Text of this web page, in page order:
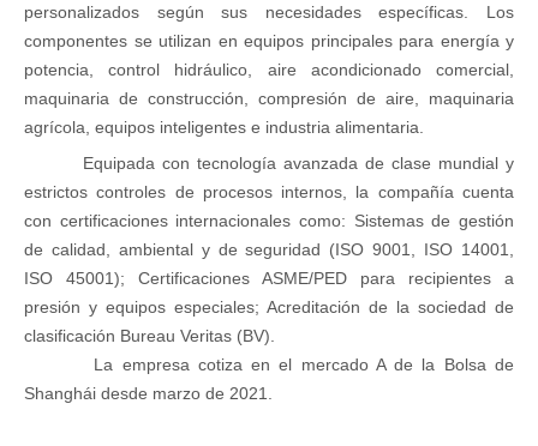
personalizados según sus necesidades específicas. Los
componentes se utilizan en equipos principales para energía y
potencia, control hidráulico, aire acondicionado comercial,
maquinaria de construcción, compresión de aire, maquinaria
agrícola, equipos inteligentes e industria alimentaria.
Equipada con tecnología avanzada de clase mundial y
estrictos controles de procesos internos, la compañía cuenta
con certificaciones internacionales como: Sistemas de gestión
de calidad, ambiental y de seguridad (ISO 9001, ISO 14001,
ISO 45001); Certificaciones ASME/PED para recipientes a
presión y equipos especiales; Acreditación de la sociedad de
clasificación Bureau Veritas (BV).
La empresa cotiza en el mercado A de la Bolsa de
Shanghái desde marzo de 2021.